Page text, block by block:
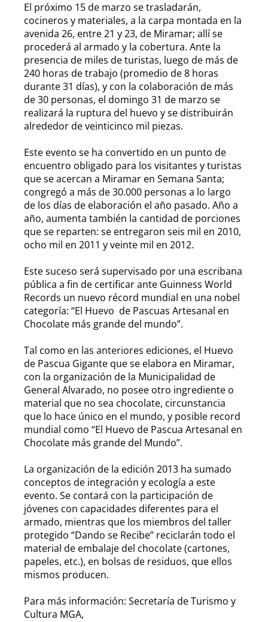
El próximo 15 de marzo se trasladarán,
cocineros y materiales, a la carpa montada en la
avenida 26, entre 21 y 23, de Miramar; allí se
procederá al armado y la cobertura. Ante la
presencia de miles de turistas, luego de más de
240 horas de trabajo (promedio de 8 horas
durante 31 días), y con la colaboración de más
de 30 personas, el domingo 31 de marzo se
realizará la ruptura del huevo y se distribuirán
alrededor de veinticinco mil piezas.
Este evento se ha convertido en un punto de
encuentro obligado para los visitantes y turistas
que se acercan a Miramar en Semana Santa;
congregó a más de 30.000 personas a lo largo
de los días de elaboración el año pasado. Año a
año, aumenta también la cantidad de porciones
que se reparten: se entregaron seis mil en 2010,
ocho mil en 2011 y veinte mil en 2012.
Este suceso será supervisado por una escribana
pública a fin de certificar ante Guinness World
Records un nuevo récord mundial en una nobel
categoría: “El Huevo de Pascuas Artesanal en
Chocolate más grande del mundo”.
Tal como en las anteriores ediciones, el Huevo
de Pascua Gigante que se elabora en Miramar,
con la organización de la Municipalidad de
General Alvarado, no posee otro ingrediente o
material que no sea chocolate, circunstancia
que lo hace único en el mundo, y posible record
mundial como “El Huevo de Pascua Artesanal en
Chocolate más grande del Mundo”.
La organización de la edición 2013 ha sumado
conceptos de integración y ecología a este
evento. Se contará con la participación de
jóvenes con capacidades diferentes para el
armado, mientras que los miembros del taller
protegido “Dando se Recibe” reciclarán todo el
material de embalaje del chocolate (cartones,
papeles, etc.), en bolsas de residuos, que ellos
mismos producen.
Para más información: Secretaría de Turismo y
Cultura MGA,